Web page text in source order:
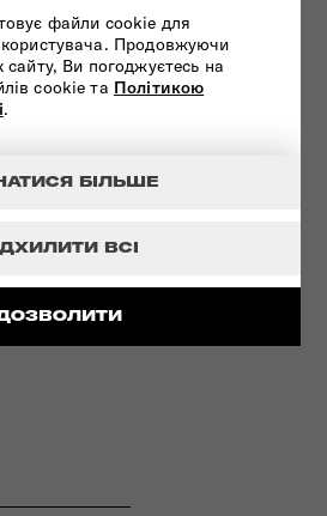
файли cookie для
користувача. Продовжуючи
сайту, Ви погоджуєтесь на
cookie та Політикою
.
ВСІ
БІЛЬШЕ
МАТЕРІАЛ